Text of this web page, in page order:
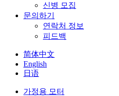
신병 모집
문의하기
연락처 정보
피드백
简体中文
English
日语
가정용 모터